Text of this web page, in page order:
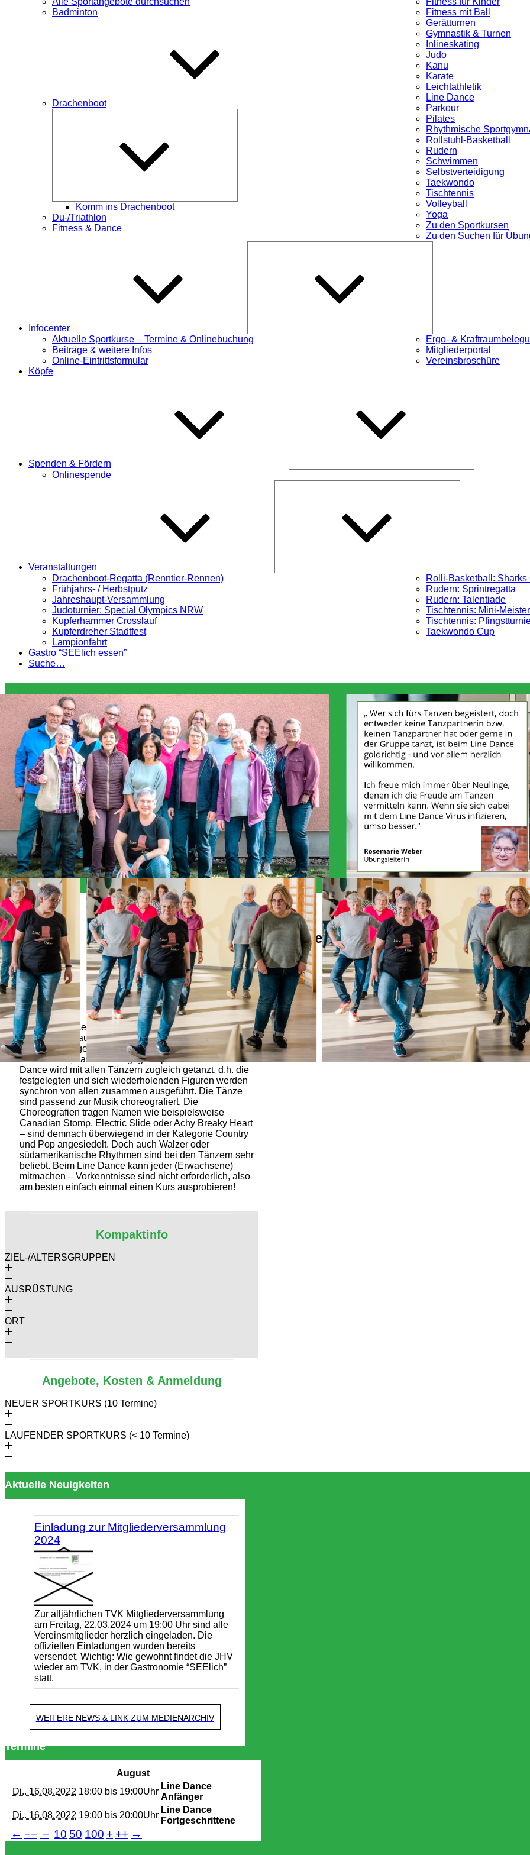
Badminton
Drachenboot
Komm ins Drachenboot
Du-/Triathlon
Fitness & Dance
Fitness mit Ball
Gerätturnen
Gymnastik & Turnen
Inlineskating
Judo
Kanu
Karate
Leichtathletik
Line Dance
Parkour
Pilates
Rhythmische
Rollstuhl-Basketball
Rudern
Schwimmen
Selbstverteidigung
Taekwondo
Tischtennis
Volleyball
Yoga
Zu den Sportkursen
Zu den Suchen für
Infocenter
Aktuelle Sportkurse – Termine & Onlinebuchung
Beiträge & weitere Infos
Online-Eintrittsformular
Ergo- &
Mitgliederportal
Vereinsbroschüre
Köpfe
Spenden & Fördern
Onlinespende
Veranstaltungen
Drachenboot-Regatta (Renntier-Rennen)
Frühjahrs- / Herbstputz
Jahreshaupt-Versammlung
Judoturnier: Special Olympics NRW
Kupferhammer Crosslauf
Kupferdreher Stadtfest
Lampionfahrt
Rolli-Basketball: Sharks
Rudern: Sprintregatta
Rudern: Talentiade
Tischtennis: Mini-
Tischtennis:
Taekwondo Cup
Gastro “SEElich essen”
Suche…
Alles Wichtige auf einen Blick
Allgemein
Der Line-Dance Kurs eignet sich für jeden, der zwei
Füße hat und auf 8 zählen kann. Weitere
Voraussetzungen sind die Freude am Lernen und Lust
aufs Tanzen, das Alter hingegen spielt keine Rolle. Line
Dance wird mit allen Tänzern zugleich getanzt, d.h. die
festgelegten und sich wiederholenden Figuren werden
synchron von allen zusammen ausgeführt. Die Tänze
sind passend zur Musik choreografiert. Die
Choreografien tragen Namen wie beispielsweise
Canadian Stomp, Electric Slide oder Achy Breaky Heart
– sind demnach überwiegend in der Kategorie Country
und Pop angesiedelt. Doch auch Walzer oder
südamerikanische Rhythmen sind bei den Tänzern sehr
beliebt. Beim Line Dance kann jeder (Erwachsene)
mitmachen – Vorkenntnisse sind nicht erforderlich, also
am besten einfach einmal einen Kurs ausprobieren!
Kompaktinfo
ZIEL-/ALTERSGRUPPEN
AUSRÜSTUNG
ORT
Angebote, Kosten & Anmeldung
NEUER SPORTKURS (10 Termine)
LAUFENDER SPORTKURS (< 10 Termine)
Aktuelle Neuigkeiten
Einladung zur Mitgliederversammlung
2024
Zur alljährlichen TVK Mitgliederversammlung
am Freitag, 22.03.2024 um 19:00 Uhr sind alle
Vereinsmitglieder herzlich eingeladen. Die
offiziellen Einladungen wurden bereits
versendet. Wichtig: Wie gewohnt findet die JHV
wieder am TVK, in der Gastronomie “SEElich”
statt.
WEITERE NEWS & LINK ZUM MEDIENARCHIV
Termine
August
Di.. 16.08.2022 18:00 bis 19:00Uhr
Line Dance
Anfänger
Di.. 16.08.2022 19:00 bis 20:00Uhr
Line Dance
Fortgeschrittene
← −− − 10 50 100 + ++ →